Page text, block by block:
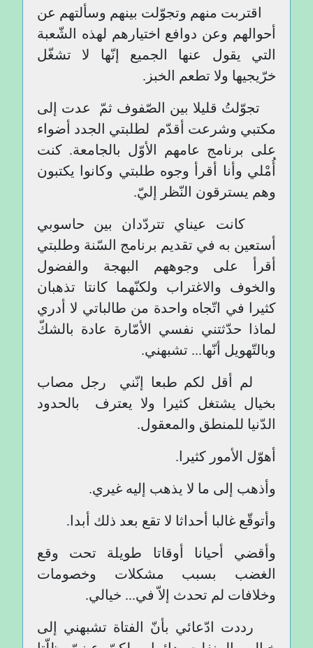
اقتربت منهم وتجوّلت بينهم وسألتهم عن
أحوالهم وعن دوافع اختيارهم لهذه الشّعبة
التي يقول عنها الجميع إنّها لا تشغّل
خرّيجيها ولا تطعم الخبز.
تجوّلتُ قليلا بين الصّفوف ثمّ عدت إلى
مكتبي وشرعت أقدّم لطلبتي الجدد أضواء
على برنامج عامهم الأوّل بالجامعة. كنت
أُمْلي وأنا أقرأ وجوه طلبتي وكانوا يكتبون
وهم يسترقون النّظر إليّ.
كانت عيناي تتردّدان بين حاسوبي
أستعين به في تقديم برنامج السّنة وطلبتي
أقرأ على وجوههم البهجة والفضول
والخوف والاغتراب ولكنّهما كانتا تذهبان
كثيرا في اتّجاه واحدة من طالباتي لا أدري
لماذا حدّثتني نفسي الأمّارة عادة بالشكّ
وبالتّهويل أنّها... تشبهني.
لم أقل لكم طبعا إنّني رجل مصاب
بخيال يشتغل كثيرا ولا يعترف بالحدود
الدّنيا للمنطق والمعقول.
أهوّل الأمور كثيرا.
وأذهب إلى ما لا يذهب إليه غيري.
وأتوقّع غالبا أحداثا لا تقع بعد ذلك أبدا.
وأقضي أحيانا أوقاتا طويلة تحت وقع
الغضب بسبب مشكلات وخصومات
وخلافات لم تحدث إلاّ في... خيالي.
رددت ادّعائي بأنّ الفتاة تشبهني إلى